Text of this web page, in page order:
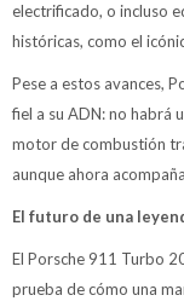
electrificado, o incluso
históricas, como el
Pese a estos avances,
fiel a su ADN: no habrá
motor de combustión
aunque ahora
El futuro de una
El Porsche 911 Turbo
prueba de cómo una